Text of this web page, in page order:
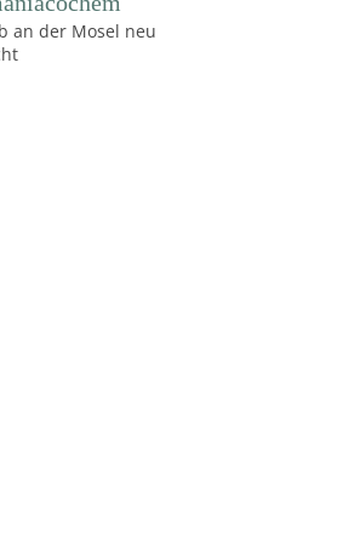
an der Mosel neu